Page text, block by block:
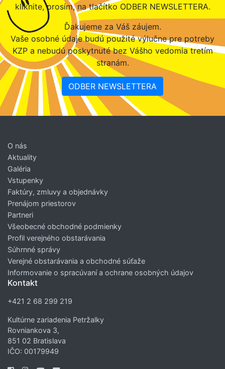
kliknite, prosím, na tlačítko ODBER NEWSLETTERA.
Ďakujeme za Váš záujem.
Vaše osobné údaje budú použité výlučne pre potreby
KZP a nebudú poskytnuté bez Vášho vedomia tretím
stranám.
ODBER NEWSLETTERA
O nás
Aktuality
Galéria
Vstupenky
Faktúry, zmluvy a objednávky
Prenájom priestorov
Partneri
Všeobecné obchodné podmienky
Profil verejného obstarávania
Súhrnné správy
Verejné obstarávania a obchodné súťaže
Informovanie o spracúvaní a ochrane osobných údajov
Kontakt
+421 2 68 299 219
Kultúrne zariadenia Petržalky
Rovniankova 3,
851 02 Bratislava
IČO: 00179949